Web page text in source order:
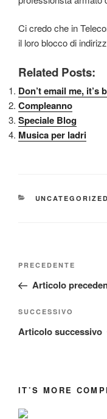
Ci credo che in
il loro blocco di
Related Posts:
Don’t email me, it’s
Compleanno
Speciale Blog
Musica per ladri
CATEGORIE
UNCATEGORIZED
Navigazione
Articolo
precedente:
PRECEDENTE
Articolo
Articolo
successivo
SUCCESSIVO
Articolo successivo
IT’S MORE